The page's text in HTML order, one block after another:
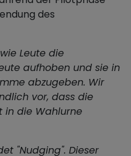
des
Leute die
aufhoben und sie in
abzugeben. Wir
vor, dass die
in die Wahlurne
"Nudging". Dieser